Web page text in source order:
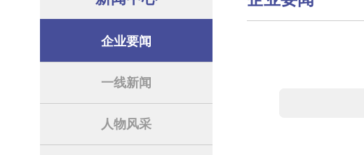
企业要闻
一线新闻
人物风采